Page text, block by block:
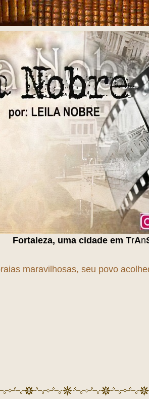
cidade emTrAnSfOrMaÇã O!!!
maravilhosas, seu povo